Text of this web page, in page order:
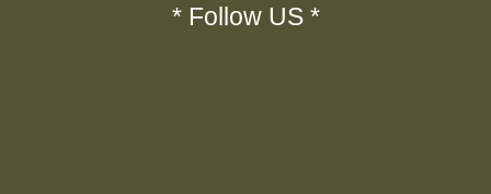
* Follow US *